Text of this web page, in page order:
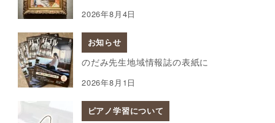
2026年8月4日
お知らせ
のだみ先生地域情報誌の表紙に
2026年8月1日
ピアノ学習について